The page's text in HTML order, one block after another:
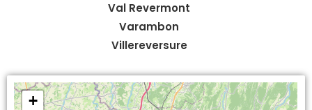
Val Revermont
Varambon
Villereversure
+